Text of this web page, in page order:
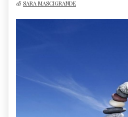
di SARA MASCIGRANDE